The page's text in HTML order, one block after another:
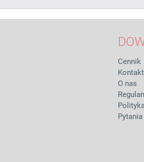
Cennik
Kontakt
O nas